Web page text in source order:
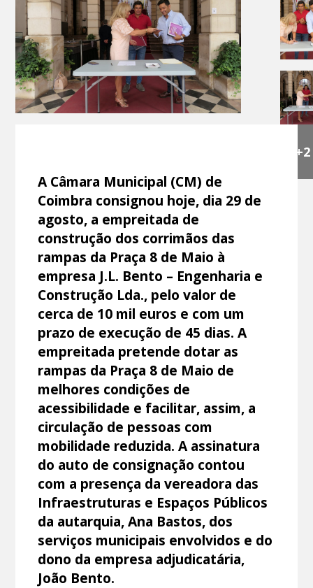
+2
A Câmara Municipal (CM) de
Coimbra consignou hoje, dia 29 de
agosto, a empreitada de
construção dos corrimãos das
rampas da Praça 8 de Maio à
empresa J.L. Bento – Engenharia e
Construção Lda., pelo valor de
cerca de 10 mil euros e com um
prazo de execução de 45 dias. A
empreitada pretende dotar as
rampas da Praça 8 de Maio de
melhores condições de
acessibilidade e facilitar, assim, a
circulação de pessoas com
mobilidade reduzida. A assinatura
do auto de consignação contou
com a presença da vereadora das
Infraestruturas e Espaços Públicos
da autarquia, Ana Bastos, dos
serviços municipais envolvidos e do
dono da empresa adjudicatária,
João Bento.